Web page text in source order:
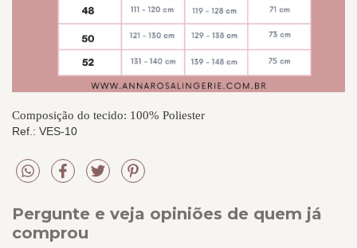
Composição do tecido: 100% Poliester
Ref.: VES-10
Pergunte e veja opiniões de quem já
comprou